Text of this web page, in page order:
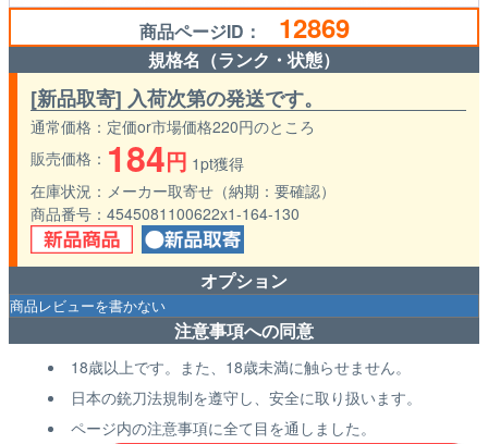
商品ページID： 12869
規格名（ランク・状態）
[新品取寄] 入荷次第の発送です。
通常価格
定価or市場価格220円のところ
販売価格
184円 1pt獲得
在庫状況
メーカー取寄せ（納期：要確認）
商品番号
4545081100622x1-164-130
オプション
注意事項への同意
18歳以上です。また、18歳未満に触らせません。
日本の銃刀法規制を遵守し、安全に取り扱います。
ページ内の注意事項に全て目を通しました。